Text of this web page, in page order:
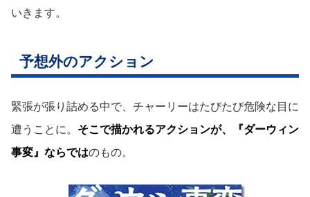
いきます。
予想外のアクション
緊張が張り詰める中で、チャーリーはたびたび危険な目に
遭うことに。 そこで描かれるアクションが、『ダーウィン
事変』ならではのもの。